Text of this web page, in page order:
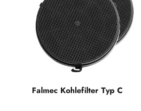
Falmec Kohlefilter Typ C